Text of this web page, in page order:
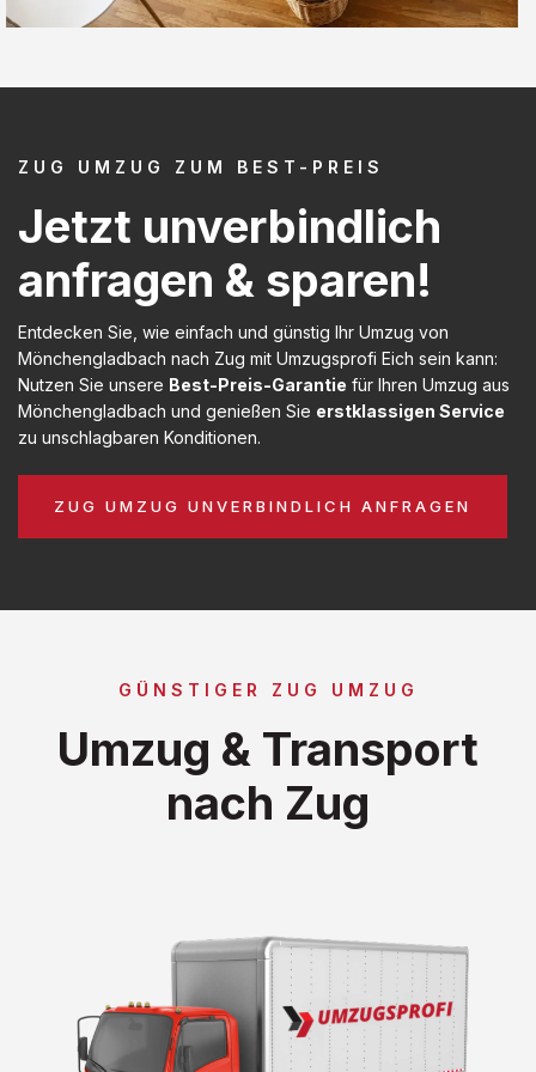
ZUG UMZUG ZUM BEST-PREIS
Jetzt unverbindlich
anfragen & sparen!
Entdecken Sie, wie einfach und günstig Ihr Umzug von
Mönchengladbach nach Zug mit Umzugsprofi Eich sein kann:
Nutzen Sie unsere Best-Preis-Garantie für Ihren Umzug aus
Mönchengladbach und genießen Sie erstklassigen Service
zu unschlagbaren Konditionen.
ZUG UMZUG UNVERBINDLICH ANFRAGEN
GÜNSTIGER ZUG UMZUG
Umzug & Transport
nach Zug